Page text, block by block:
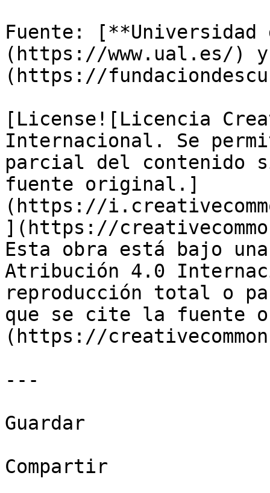
Fuente: [**Universidad
(https://www.ual.es/) y
(https://
[License![Licencia
Internacional. Se
parcial del contenido
fuente original.]
(https://
](https://
Esta obra está bajo
Atribución 4.0
reproducción total o
que se cite la fuente
(https://
---
Guardar
Compartir